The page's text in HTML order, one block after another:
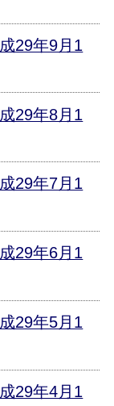
29年9月1
29年8月1
29年7月1
29年6月1
29年5月1
29年4月1